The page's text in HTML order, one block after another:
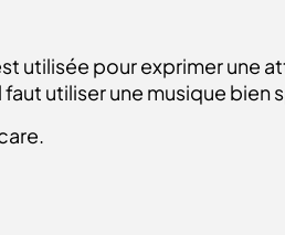
utilisée pour exprimer une
utiliser une musique bien